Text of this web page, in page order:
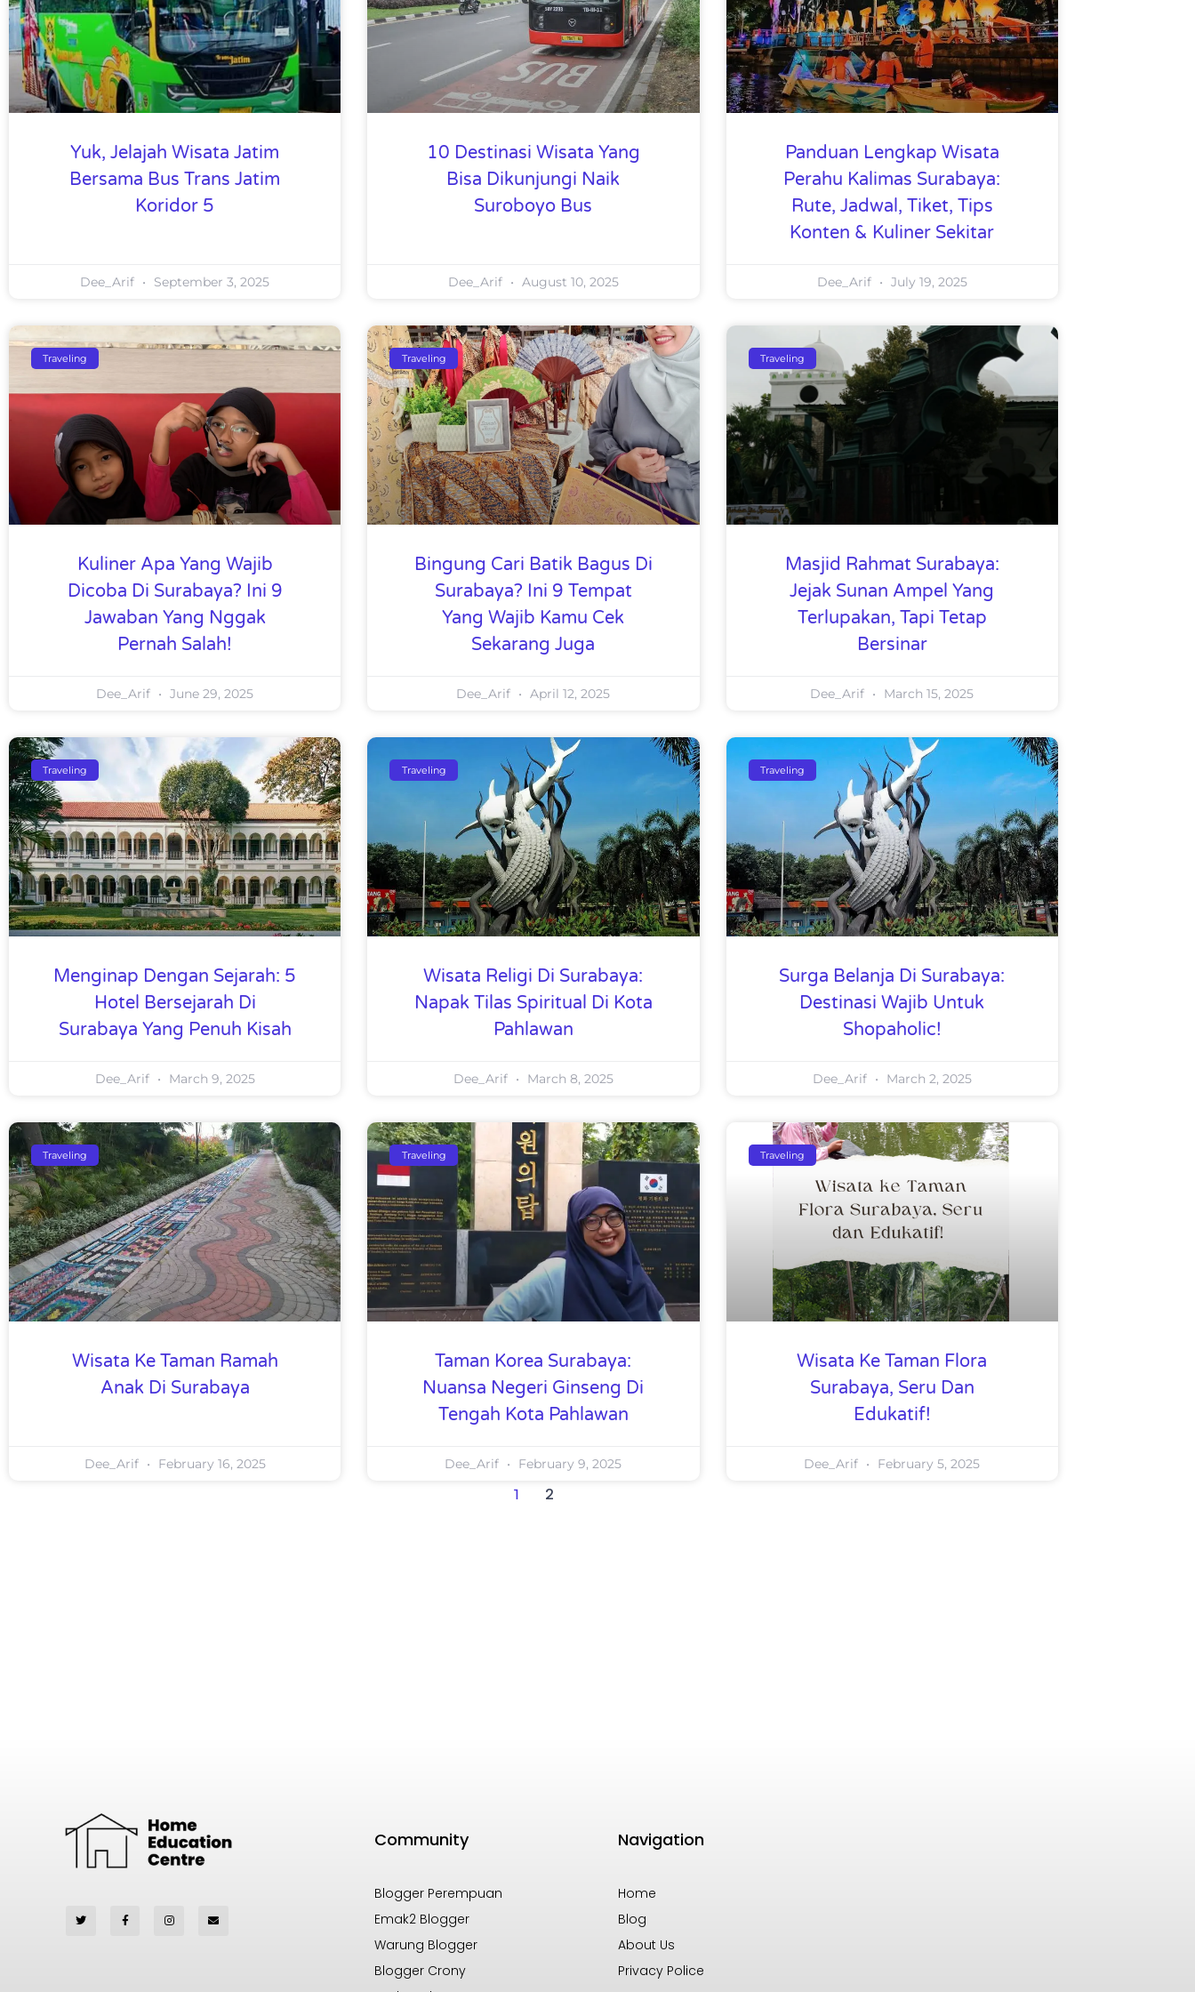
Yuk, Jelajah Wisata Jatim
Bersama Bus Trans Jatim
Koridor 5
Dee_Arif September 3, 2025
10 Destinasi Wisata Yang
Bisa Dikunjungi Naik
Suroboyo Bus
Dee_Arif August 10, 2025
Panduan Lengkap Wisata
Perahu Kalimas Surabaya:
Rute, Jadwal, Tiket, Tips
Konten & Kuliner Sekitar
Dee_Arif July 19, 2025
Traveling
Kuliner Apa Yang Wajib
Dicoba Di Surabaya? Ini 9
Jawaban Yang Nggak
Pernah Salah!
Dee_Arif June 29, 2025
Traveling
Bingung Cari Batik Bagus Di
Surabaya? Ini 9 Tempat
Yang Wajib Kamu Cek
Sekarang Juga
Dee_Arif April 12, 2025
Traveling
Masjid Rahmat Surabaya:
Jejak Sunan Ampel Yang
Terlupakan, Tapi Tetap
Bersinar
Dee_Arif March 15, 2025
Traveling
Menginap Dengan Sejarah: 5
Hotel Bersejarah Di
Surabaya Yang Penuh Kisah
Dee_Arif March 9, 2025
Traveling
Wisata Religi Di Surabaya:
Napak Tilas Spiritual Di Kota
Pahlawan
Dee_Arif March 8, 2025
Traveling
Surga Belanja Di Surabaya:
Destinasi Wajib Untuk
Shopaholic!
Dee_Arif March 2, 2025
Traveling
Wisata Ke Taman Ramah
Anak Di Surabaya
Dee_Arif February 16, 2025
Traveling
Taman Korea Surabaya:
Nuansa Negeri Ginseng Di
Tengah Kota Pahlawan
Dee_Arif February 9, 2025
Traveling
Wisata Ke Taman Flora
Surabaya, Seru Dan
Edukatif!
Dee_Arif February 5, 2025
1 2
Community
Blogger Perempuan
Emak2 Blogger
Warung Blogger
Blogger Crony
Navigation
Home
Blog
About Us
Privacy Police